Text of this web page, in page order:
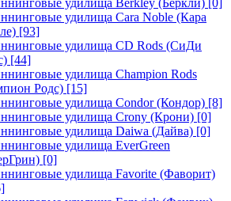
удилища Berkley (Беркли) [0]
удилища Cara Noble (Кара
[93]
удилища CD Rods (СиДи
[44]
удилища Champion Rods
Родс) [15]
удилища Condor (Кондор) [8]
удилища Crony (Крони) [0]
удилища Daiwa (Дайва) [0]
удилища EverGreen
[0]
удилища Favorite (Фаворит)